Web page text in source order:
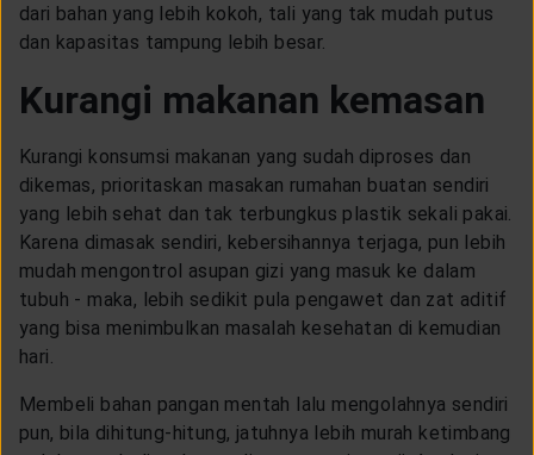
dari bahan yang lebih kokoh, tali yang tak mudah putus
dan kapasitas tampung lebih besar.
Kurangi makanan kemasan
Kurangi konsumsi makanan yang sudah diproses dan
dikemas, prioritaskan masakan rumahan buatan sendiri
yang lebih sehat dan tak terbungkus plastik sekali pakai.
Karena dimasak sendiri, kebersihannya terjaga, pun lebih
mudah mengontrol asupan gizi yang masuk ke dalam
tubuh - maka, lebih sedikit pula pengawet dan zat aditif
yang bisa menimbulkan masalah kesehatan di kemudian
hari.
Membeli bahan pangan mentah lalu mengolahnya sendiri
pun, bila dihitung-hitung, jatuhnya lebih murah ketimbang